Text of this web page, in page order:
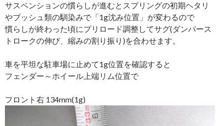
サスペンションの慣らしが進むとスプリングの初期ヘタリ
やブッシュ類の馴染みで「1g沈み位置」が変わるので
慣らしが終わった頃にプリロード調整してサグ(ダンパース
トロークの伸び、縮みの割り振り)を合わせます。
車を平坦な駐車場に止めて1g位置を確認すると
フェンダー～ホイール上端リム位置で
フロント右 134mm(1g)